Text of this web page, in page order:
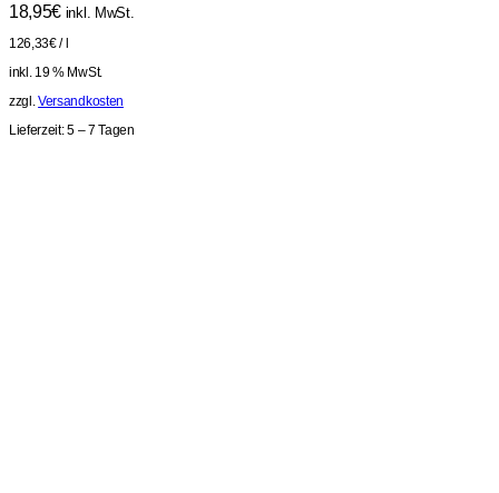
18,95€ inkl. MwSt.
126,33€/l
inkl. 19 % MwSt.
zzgl.Versandkosten
Lieferzeit:5 – 7 Tagen